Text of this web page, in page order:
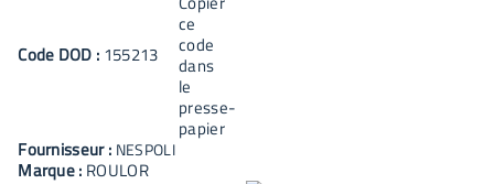
Code DOD : 155213
Fournisseur : NESPOLI
Marque : ROULOR